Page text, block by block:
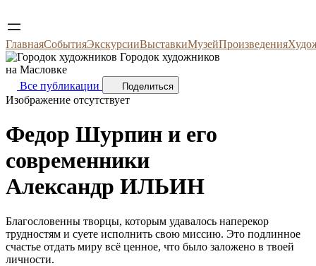
ГлавнаяСобытияЭкскурсииВыставкиМузейПроизведения
Городок художников
на Масловке
Все публикации
Поделиться
Изображение отсутствует
Федор Шурпин и его
современники
Александр ИЛЬИН
Благословенны творцы, которым удавалось наперекор
трудностям и суете исполнить свою миссию. Это подлинное
счастье отдать миру всё ценное, что было заложено в твоей
личности.